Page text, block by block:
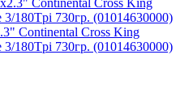
Continental Cross King
3/180Tpi 730гр. (01014630000)